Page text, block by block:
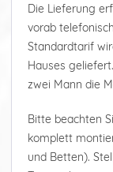
Die Lieferung
vorab
Standardtarif
Hauses
zwei Mann die
Bitte beachten
komplett
und Betten).